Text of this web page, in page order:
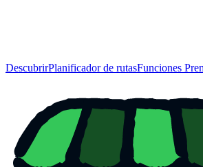
DescubrirPlanificador de rutasFunciones